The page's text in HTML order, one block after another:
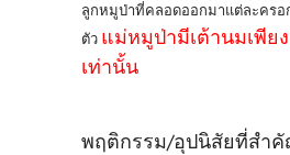
ลูกหมูป่าที่คลอดออกมาแต่ละครอ
ตัว แม่หมูป่ามีเต้านมเพีย
เท่านั้น
พฤติกรรม/อุปนิสัยที่สำ